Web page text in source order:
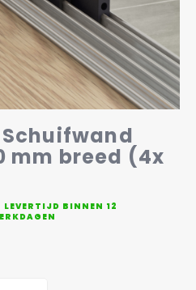
mm breed (4x
LEVERTIJD BINNEN 12